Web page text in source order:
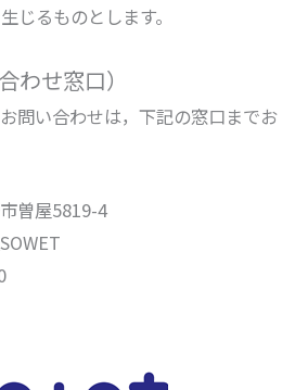
じるものとします。
わせ窓口）
問い合わせは，下記の窓口までお
曽屋5819-4